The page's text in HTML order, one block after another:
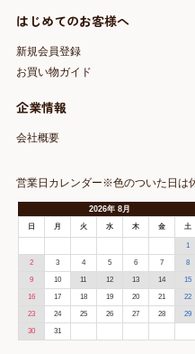
はじめてのお客様へ
新規会員登録
お買い物ガイド
企業情報
会社概要
営業日カレンダー※色のついた日は
2026年 8月
日 月 火 水 木 金 土
1
2 3 4 5 6 7 8
9 10 11 12 13 14 15
16 17 18 19 20 21 22
23 24 25 26 27 28 29
30 31